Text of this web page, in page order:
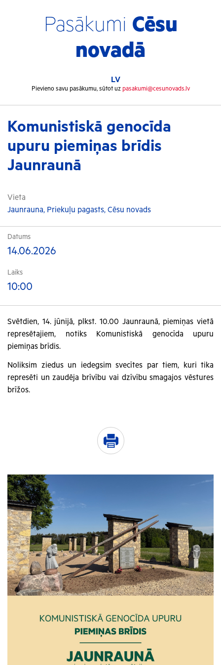
Pasākumi Cēsu
novadā
LV
Pievieno savu pasākumu, sūtot uz pasakumi@cesunovads.lv
Komunistiskā genocīda
upuru piemiņas brīdis
Jaunraunā
Vieta
Jaunrauna, Priekuļu pagasts, Cēsu novads
Datums
14.06.2026
Laiks
10:00
Svētdien, 14. jūnijā, plkst. 10.00 Jaunraunā, piemiņas vietā
represētajiem, notiks Komunistiskā genocīda upuru
piemiņas brīdis.
Noliksim ziedus un iedegsim svecītes par tiem, kuri tika
represēti un zaudēja brīvību vai dzīvību smagajos vēstures
brīžos.